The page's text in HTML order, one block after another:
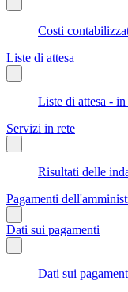
Costi
Liste di attesa
Liste di attesa -
Servizi in rete
Risultati delle
Pagamenti
Dati sui pagamenti
Dati sui